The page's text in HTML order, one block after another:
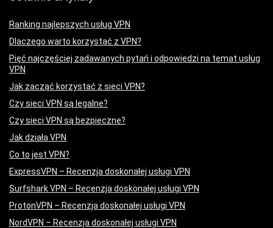
Ranking najlepszych usług VPN
Dlaczego warto korzystać z VPN?
Pięć najczęściej zadawanych pytań i odpowiedzi na temat usług
VPN
Jak zacząć korzystać z sieci VPN?
Czy sieci VPN są legalne?
Czy sieci VPN są bezpieczne?
Jak działa VPN
Co to jest VPN?
ExpressVPN – Recenzja doskonałej usługi VPN
Surfshark VPN – Recenzja doskonałej usługi VPN
ProtonVPN – Recenzja doskonałej usługi VPN
NordVPN – Recenzja doskonałej usługi VPN